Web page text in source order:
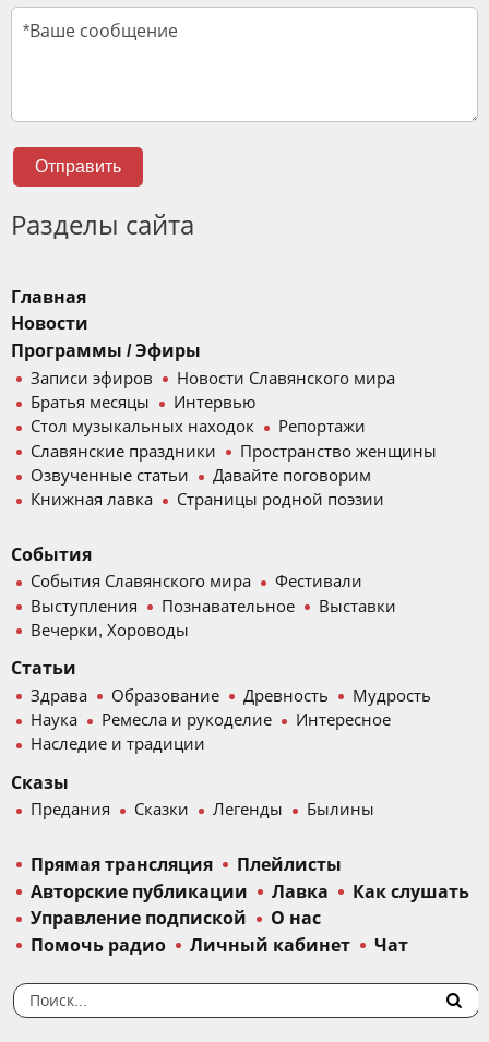
Отправить
Разделы сайта
Главная
Новости
Программы / Эфиры
Записи эфиров
Новости Славянского мира
Братья месяцы
Интервью
Стол музыкальных находок
Репортажи
Славянские праздники
Пространство женщины
Озвученные статьи
Давайте поговорим
Книжная лавка
Страницы родной поэзии
События
События Славянского мира
Фестивали
Выступления
Познавательное
Выставки
Вечерки, Хороводы
Статьи
Здрава Образование Древность
Мудрость
Наука
Ремесла и рукоделие
Интересное
Наследие и традиции
Сказы
Предания Сказки Легенды Былины
Прямая трансляция
Плейлисты
Авторские публикации
Лавка
Как слушать
Управление подпиской
О нас
Помочь радио
Личный кабинет Чат